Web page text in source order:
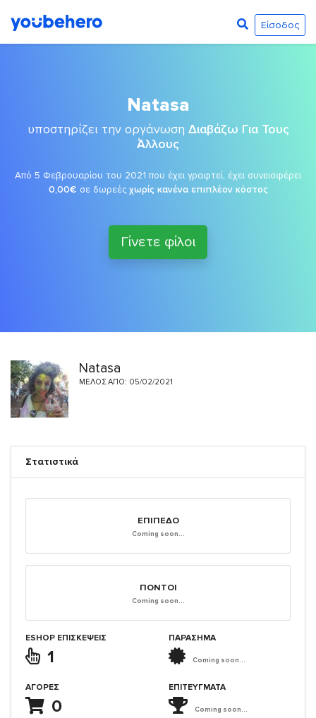
Είσοδος
Natasa
υποστηρίζει την οργάνωση Διαβάζω Για Τους
Άλλους
Από 5 Φεβρουαρίου του 2021 που έχει γραφτεί, έχει συνεισφέρει
0,00€ σε δωρεές χωρίς κανένα επιπλέον κόστος
Γίνετε φίλοι
Natasa
ΜΈΛΟΣ ΑΠΌ: 05/02/2021
Στατιστικά
ΕΠΊΠΕΔΟ
Coming soon...
ΠΌΝΤΟΙ
Coming soon...
ESHOP ΕΠΙΣΚΈΨΕΙΣ
1
ΑΓΟΡΈΣ
0
ΠΑΡΑΣΗΜΑ
Coming soon...
ΕΠΙΤΕΎΓΜΑΤΑ
Coming soon...